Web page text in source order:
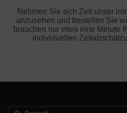
Nehmen Sie sich Zeit unser
anzusehen und bestellen Sie
brauchen nur etwa eine Minute
individuellen